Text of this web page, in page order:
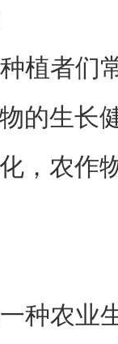
者们
的生长
，农作
农业